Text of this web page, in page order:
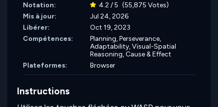
Notation:
4.2 / 5 (55,875 Votes)
Mis à jour:
Jul 24, 2026
Libérer:
Oct 19, 2023
Compétences:
Planning,Perseverance,
Adaptability,Visual-Spatial
Reasoning,Cause & Effect
Plateformes:
Browser
Instructions